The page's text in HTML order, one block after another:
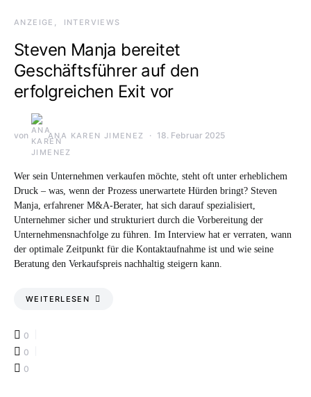
ANZEIGE INTERVIEWS
Steven Manja bereitet
Geschäftsführer auf den
erfolgreichen Exit vor
von ANA KAREN JIMENEZ 18. Februar 2025
Wer sein Unternehmen verkaufen möchte, steht oft unter erheblichem
Druck – was, wenn der Prozess unerwartete Hürden bringt? Steven
Manja, erfahrener M&A-Berater, hat sich darauf spezialisiert,
Unternehmer sicher und strukturiert durch die Vorbereitung der
Unternehmensnachfolge zu führen. Im Interview hat er verraten, wann
der optimale Zeitpunkt für die Kontaktaufnahme ist und wie seine
Beratung den Verkaufspreis nachhaltig steigern kann.
WEITERLESEN
0
0
0